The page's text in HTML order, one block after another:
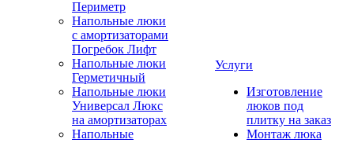
Периметр
Напольные люки
с амортизаторами
Погребок Лифт
Напольные люки
Герметичный
Напольные люки
Универсал Люкс
на амортизаторах
Напольные
Услуги
Изготовление
люков под
плитку на заказ
Монтаж люка